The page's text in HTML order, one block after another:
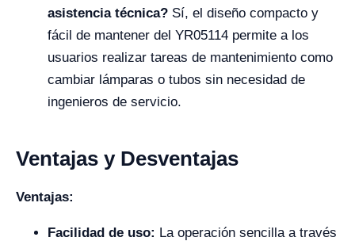
asistencia técnica? Sí, el diseño compacto y
fácil de mantener del YR05114 permite a los
usuarios realizar tareas de mantenimiento como
cambiar lámparas o tubos sin necesidad de
ingenieros de servicio.
Ventajas y Desventajas
Ventajas:
Facilidad de uso: La operación sencilla a través